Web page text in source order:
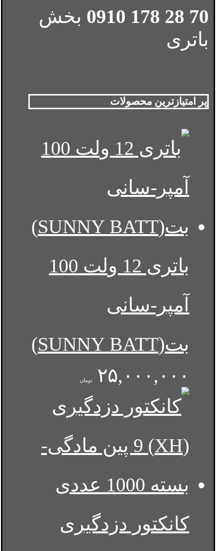
70 28 178 0910
بخش
باتری
پر امتیازترین محصولات
باتری 12 ولت 100
آمپر-سانی
بت(SUNNY BATT)
۲۵,۰۰۰,۰۰۰
تومان
کانکتور دزدگیری